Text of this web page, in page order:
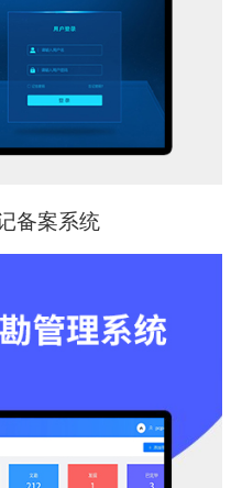
备案系统